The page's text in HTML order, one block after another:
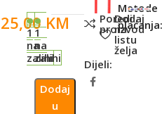
25,00KM
1
na
zalihi
1
na
zalihi
Dodaj
u
Poredi
proizvod
Dodaj
na
listu
želja
Dijeli:
Metode